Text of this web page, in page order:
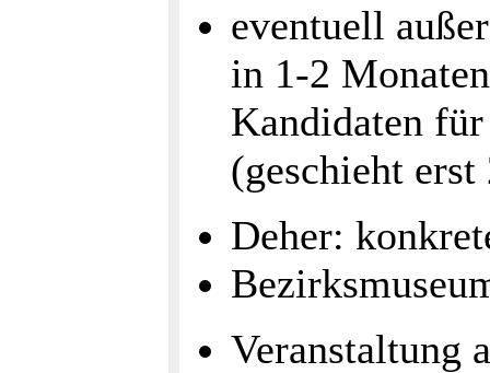
eventuell
in 1-2
Kandidaten
(geschieht
Deher:
Veranstaltung